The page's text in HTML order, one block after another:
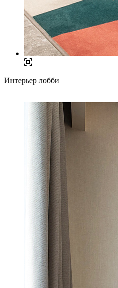
Интерьер лобби